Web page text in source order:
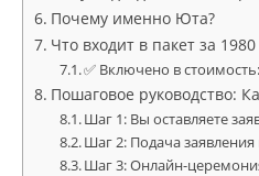
Почему именно Юта?
Что входит в пакет за
✅ Включено в стоимость:
Пошаговое руководство:
Шаг 1: Вы оставляете
Шаг 2: Подача
Шаг 3: Онлайн-